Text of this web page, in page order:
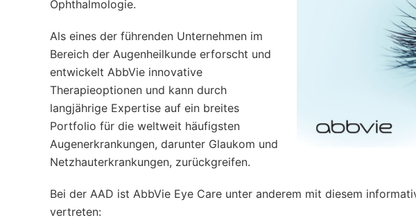
Ophthalmologie.
Als eines der führenden Unternehmen im
Bereich der Augenheilkunde erforscht und
entwickelt AbbVie innovative
Therapieoptionen und kann durch
langjährige Expertise auf ein breites
Portfolio für die weltweit häufigsten
Augenerkrankungen, darunter Glaukom und
Netzhauterkrankungen, zurückgreifen.
Bei der AAD ist AbbVie Eye Care unter anderem mit diesem
vertreten: